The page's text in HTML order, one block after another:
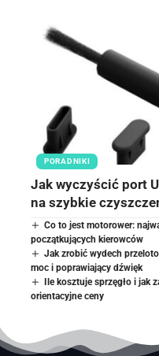
PORADNIKI
Jak wyczyścić port
na szybkie
Co to jest motorower:
początkujących kierowców
Jak zrobić wydech
moc i poprawiający dźwięk
Ile kosztuje sprzęgło i jak
orientacyjne ceny